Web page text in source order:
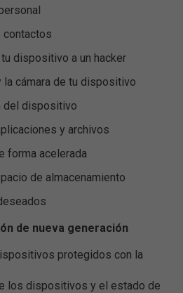
contactos
dispositivo a un hacker
cámara de tu dispositivo
del dispositivo
y archivos
forma acelerada
de almacenamiento
de nueva generación
protegidos con la
los dispositivos y el estado de